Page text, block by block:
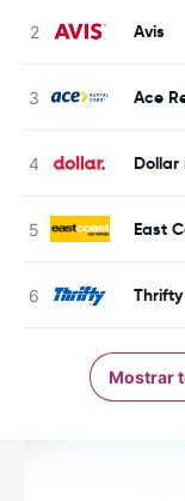
Avis
Ace
Dollar
East
Thrifty
Mostrar